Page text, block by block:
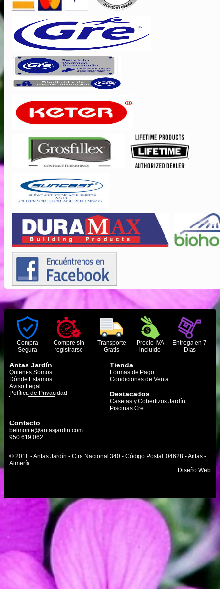
Compra
Segura
Compre sin
registrarse
Transporte
Gratis
Precio IVA
incluído
Entrega en 7
Días
Antas Jardín
Quienes Somos
Dónde Estamos
Aviso Legal
Política de Privacidad
Tienda
Formas de Pago
Condiciones de Venta
Destacados
Casetas y Cobertizos Jardín
Piscinas Gre
Contacto
belmonte@antasjardin.com
950 619 062
© 2018 - Antas Jardín - Ctra Nacional 340 - Código Postal: 04628 - Antas -
Almería
Diseño Web